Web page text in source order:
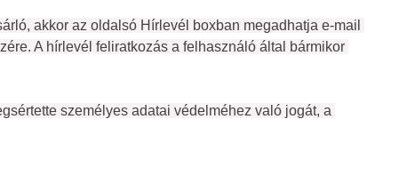
akkor az oldalsó Hírlevél boxban megadhatja e-mail
A hírlevél feliratkozás a felhasználó által bármikor
személyes adatai védelméhez való jogát, a